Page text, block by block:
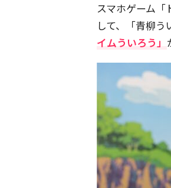
スマホゲーム
して、「青柳
イムういろう」